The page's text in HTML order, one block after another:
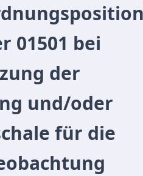
01501 bei
der
und/oder
für die